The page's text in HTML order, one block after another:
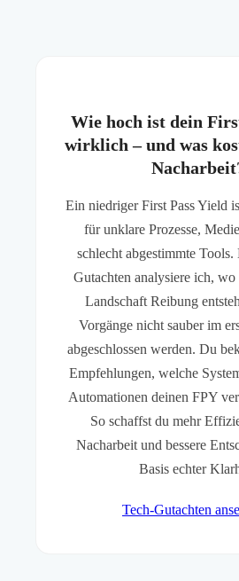
Wie hoch ist dein
wirklich – und was
Ein niedriger First Pass Yield
für unklare Prozesse,
schlecht abgestimmte
Gutachten analysiere ich,
Landschaft Reibung
Vorgänge nicht sauber im
abgeschlossen werden. Du
Empfehlungen, welche
Automationen deinen FPY
So schaffst du mehr
Nacharbeit und bessere
Basis echter
Tech-Gutachten